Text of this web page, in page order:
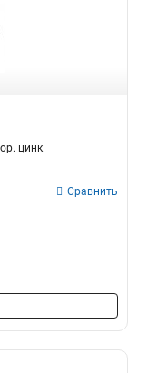
цинк
Сравнить